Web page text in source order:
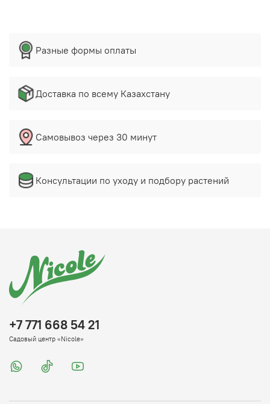
Разные формы оплаты
Доставка по всему Казахстану
Самовывоз через 30 минут
Консультации по уходу и подбору растений
+7 771 668 54 21
Садовый центр «Nicole»